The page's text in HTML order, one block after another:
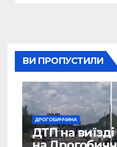
ВИ ПРОПУСТИЛИ
ДРОГОБИЧЧИНА
ДТП на